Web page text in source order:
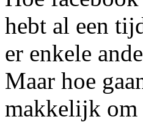
hebt al een
er enkele
Maar hoe
makkelijk om